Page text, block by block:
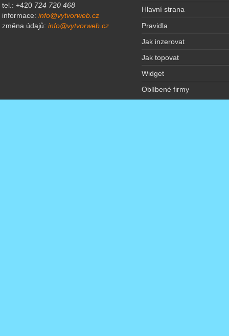
tel.: +420 724 720 468
informace:info@vytvorweb.cz
změna údajů:info@vytvorweb.cz
Hlavní strana
Pravidla
Jak inzerovat
Jak topovat
Widget
Oblíbené firmy